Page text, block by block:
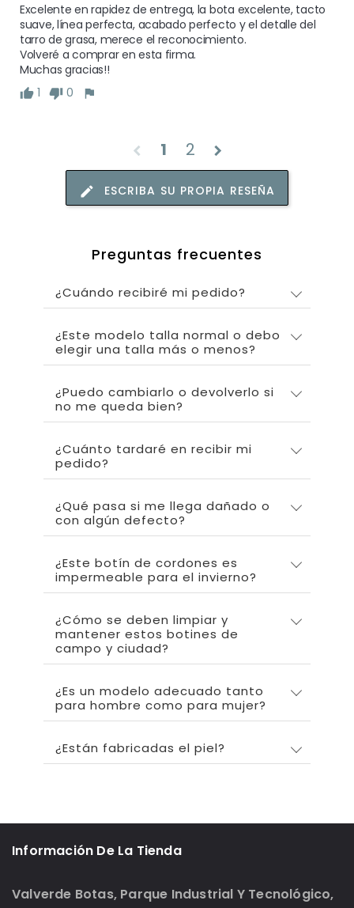
Excelente en rapidez de entrega, la bota excelente, tacto
suave, línea perfecta, acabado perfecto y el detalle del
tarro de grasa, merece el reconocimiento.
Volveré a comprar en esta firma.
Muchas gracias!!
1
0
chevron_left 1 2 chevron_right
ESCRIBA SU PROPIA RESEÑA
Preguntas frecuentes
¿Cuándo recibiré mi pedido?
¿Este modelo talla normal o debo
elegir una talla más o menos?
¿Puedo cambiarlo o devolverlo si
no me queda bien?
¿Cuánto tardaré en recibir mi
pedido?
¿Qué pasa si me llega dañado o
con algún defecto?
¿Este botín de cordones es
impermeable para el invierno?
¿Cómo se deben limpiar y
mantener estos botines de
campo y ciudad?
¿Es un modelo adecuado tanto
para hombre como para mujer?
¿Están fabricadas el piel?
Información De La Tienda
Valverde Botas, Parque Industrial Y Tecnológico,